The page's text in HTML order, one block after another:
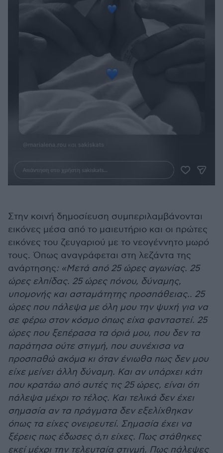
Στην κοινή δημοσίευση συμπεριλαμβάνονται
εικόνες μέσα από το μαιευτήριο και οι πρώτες
εικόνες του ζευγαριού με το νεογέννητο μωρό
τους. Όπως αναγράφεται στη λεζάντα της
ανάρτησης: «Μετά από 25 ώρες αγωνίας. 25
ώρες ελπίδας. 25 ώρες πόνου, δύναμης,
υπομονής και ασταμάτητης προσπάθειας.. 25
ώρες που πάλεψα με όλη μου την ψυχή για να
σε φέρω στον κόσμο όπως είχα φανταστεί. 25
ώρες που ξεπέρασα τα όριά μου, που δεν τα
παράτησα ούτε στιγμή, που συνέχισα να
προσπαθώ ακόμα κι όταν ένιωθα πως δεν μου
είχε μείνει άλλη δύναμη. Και αν υπάρχει κάτι
που κρατάω από αυτές τις 25 ώρες, είναι ότι
πάλεψα μέχρι το τέλος. Και τελικά δεν έχει
σημασία αν τα πράγματα δεν εξελίχθηκαν
όπως τα είχες ονειρευτεί. Σημασία έχει να
ξέρεις πως έδωσες ό,τι είχες. Πως στάθηκες
εκεί μέχρι την τελευταία στιγμή. Πως πάλεψες